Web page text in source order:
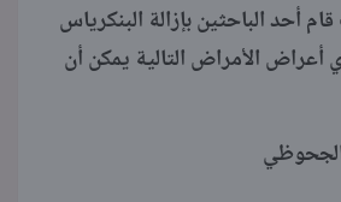
أحد الباحثين بإزالة البنكرياس
أعراض الأمراض التالية يمكن أن